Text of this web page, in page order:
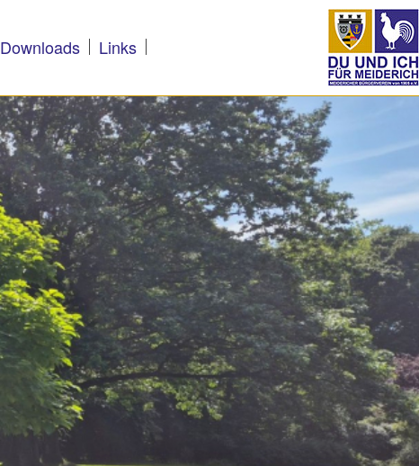
Downloads Links